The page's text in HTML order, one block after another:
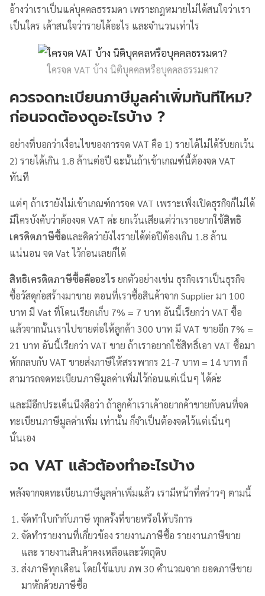
อ้างว่าเราเป็นแค่บุคคลธรรมดา เพราะกฎหมายไม่ได้สนใจว่าเรา
เป็นใคร เค้าสนใจว่ารายได้อะไร และจำนวนเท่าไร
ใครจด VAT บ้าง นิติบุคคลหรือบุคคลธรรมดา?
ควรจดทะเบียนภาษีมูลค่าเพิ่มทันทีไหม?
ก่อนจดต้องดูอะไรบ้าง ?
อย่างที่บอกว่าเงื่อนไขของการจด VAT คือ 1) รายได้ไม่ได้รับยกเว้น
2) รายได้เกิน 1.8 ล้านต่อปี ฉะนั้นถ้าเข้าเกณฑ์นี้ต้องจด VAT
ทันที
แต่ๆ ถ้าเรายังไม่เข้าเกณฑ์การจด VAT เพราะเพิ่งเปิดธุรกิจก็ไม่ได้
มีใครบังคับว่าต้องจด VAT ค่ะ ยกเว้นเสียแต่ว่าเราอยากใช้สิทธิ
เครดิตภาษีซื้อและคิดว่ายังไงรายได้ต่อปีต้องเกิน 1.8 ล้าน
แน่นอน จด Vat ไว้ก่อนเลยก็ได้
สิทธิเครดิตภาษีซื้อคืออะไรยกตัวอย่างเช่น ธุรกิจเราเป็นธุรกิจ
ซื้อวัสดุก่อสร้างมาขาย ตอนที่เราซื้อสินค้าจาก Supplier มา 100
บาท มี Vat ที่โดนเรียกเก็บ 7% = 7 บาท อันนี้เรียกว่า VAT ซื้อ
แล้วจากนั้นเราไปขายต่อให้ลูกค้า 300 บาท มี VAT ขายอีก 7% =
21 บาท อันนี้เรียกว่า VAT ขาย ถ้าเราอยากใช้สิทธิ์เอา VAT ซื้อมา
หักกลบกับ VAT ขายส่งภาษีให้สรรพากร 21-7 บาท = 14 บาท ก็
สามารถจดทะเบียนภาษีมูลค่าเพิ่มไว้ก่อนแต่เนิ่นๆ ได้ค่ะ
และมีอีกประเด็นนึงคือว่า ถ้าลูกค้าเราเค้าอยากค้าขายกับคนที่จด
ทะเบียนภาษีมูลค่าเพิ่ม เท่านั้น ก็จำเป็นต้องจดไว้แต่เนิ่นๆ
นั่นเอง
จด VAT แล้วต้องทำอะไรบ้าง
หลังจากจดทะเบียนภาษีมูลค่าเพิ่มแล้ว เรามีหน้าที่คร่าวๆ ตามนี้
จัดทำใบกำกับภาษี ทุกครั้งที่ขายหรือให้บริการ
จัดทำรายงานที่เกี่ยวข้อง รายงานภาษีซื้อ รายงานภาษีขาย
และ รายงานสินค้าคงเหลือและวัตถุดิบ
ส่งภาษีทุกเดือน โดยใช้แบบ ภพ 30 คำนวณจาก ยอดภาษีขาย
มาหักด้วยภาษีซื้อ